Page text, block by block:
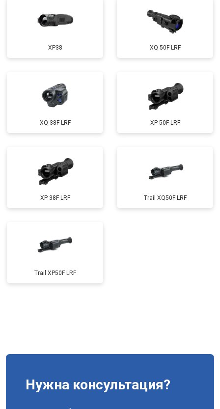
XP38 XQ 50F LRF
XQ 38F LRF XP 50F LRF
XP 38F LRF Trail XQ50F LRF
Trail XP50F LRF
Нужна консультация?